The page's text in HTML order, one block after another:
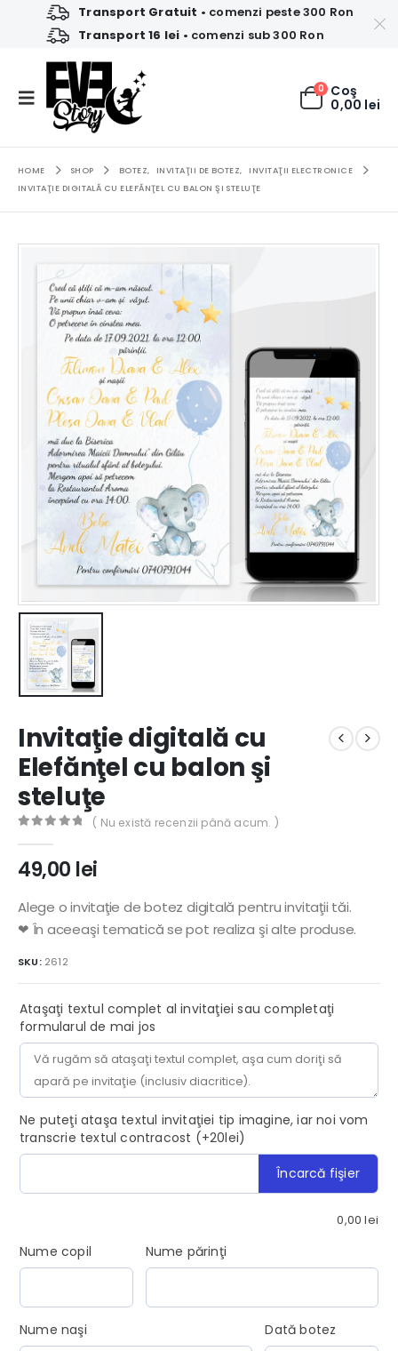
Transport Gratuit • comenzi peste 300 Ron
Transport 16 lei • comenzi sub 300 Ron
0 Coş
0,00 lei
HOME SHOP BOTEZ, INVITAŢII DE BOTEZ,
INVITAŢII ELECTRONICE
INVITAŢIE DIGITALĂ CU ELEFĂNŢEL CU BALON ŞI STELUŢE
Invitaţie digitală cu
Elefănţel cu balon şi
steluţe
( Nu există recenzii până acum. )
49,00 lei
Alege o invitaţie de botez digitală pentru invitaţii tăi.
❤ În aceeaşi tematică se pot realiza şi alte produse.
SKU: 2612
Ataşaţi textul complet al invitaţiei sau completaţi
formularul de mai jos
Ne puteţi ataşa textul invitaţiei tip imagine, iar noi vom
transcrie textul contracost (+20lei)
Încarcă fişier
0,00lei
Nume copil Nume părinţi
Nume naşi Dată botez